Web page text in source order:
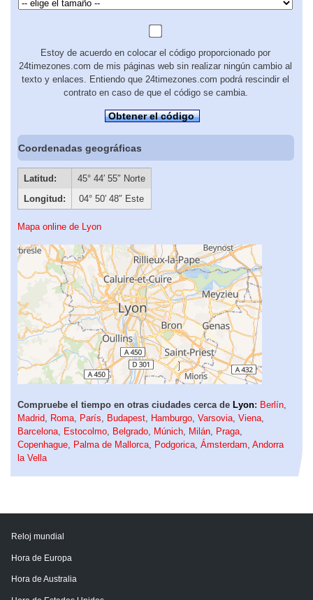
Estoy de acuerdo en colocar el código proporcionado por
24timezones.com de mis páginas web sin realizar ningún cambio al
texto y enlaces. Entiendo que 24timezones.com podrá rescindir el
contrato en caso de que el código se cambia.
Obtener el código
Coordenadas geográficas
Latitud:
45° 44′ 55″ Norte
Longitud:
04° 50′ 48″ Este
Mapa online de Lyon
Compruebe el tiempo en otras ciudades cerca de Lyon: Berlín
Madrid
Roma París Budapest Hamburgo Varsovia Viena
Barcelona
Estocolmo Belgrado Múnich Milán Praga
Copenhague
Palma de Mallorca Podgorica Ámsterdam Andorra
la Vella
Reloj mundial
Hora de Europa
Hora de Australia